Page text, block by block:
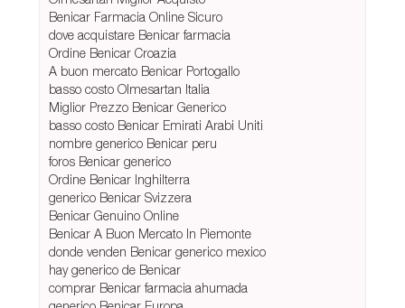
Benicar Farmacia Online Sicuro
dove acquistare Benicar farmacia
Ordine Benicar Croazia
A buon mercato Benicar Portogallo
basso costo Olmesartan Italia
Miglior Prezzo Benicar Generico
basso costo Benicar Emirati Arabi Uniti
nombre generico Benicar peru
foros Benicar generico
Ordine Benicar Inghilterra
generico Benicar Svizzera
Benicar Genuino Online
Benicar A Buon Mercato In Piemonte
donde venden Benicar generico mexico
hay generico de Benicar
comprar Benicar farmacia ahumada